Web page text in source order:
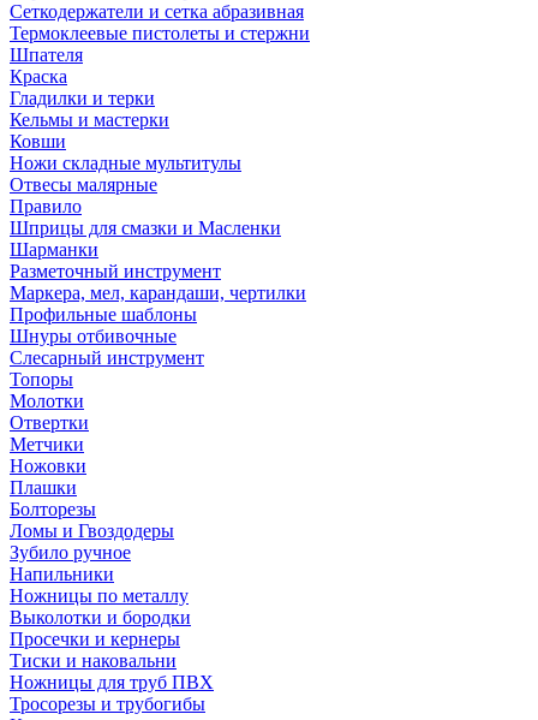
Сеткодержатели и сетка абразивная
Термоклеевые пистолеты и стержни
Шпателя
Краска
Гладилки и терки
Кельмы и мастерки
Ковши
Ножи складные мультитулы
Отвесы малярные
Правило
Шприцы для смазки и Масленки
Шарманки
Разметочный инструмент
Маркера, мел, карандаши, чертилки
Профильные шаблоны
Шнуры отбивочные
Слесарный инструмент
Топоры
Молотки
Отвертки
Метчики
Ножовки
Плашки
Болторезы
Ломы и Гвоздодеры
Зубило ручное
Напильники
Ножницы по металлу
Выколотки и бородки
Просечки и кернеры
Тиски и наковальни
Ножницы для труб ПВХ
Тросорезы и трубогибы